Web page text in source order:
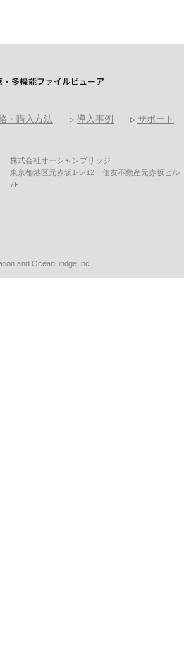
・購入方法 導入事例 サポート
株式会社オーシャンブリッジ
東京都港区元赤坂1-5-12 住友不動産元赤坂ビル
7F
and OceanBridge Inc.